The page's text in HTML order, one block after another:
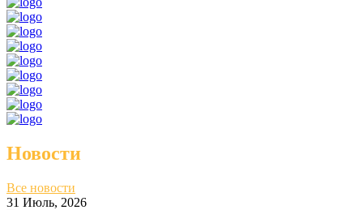
Новости
Все новости
31 Июль, 2026